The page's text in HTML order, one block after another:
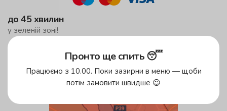
до 45 хвилин
у зеленій зоні!
до 59 хвилин
безкоштовна доставка
Пронто ще спить 😴
Працюємо з 10.00. Поки зазирни в меню — щоби
потім замовити швидше 😉